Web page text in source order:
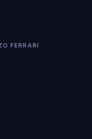
FERRARI